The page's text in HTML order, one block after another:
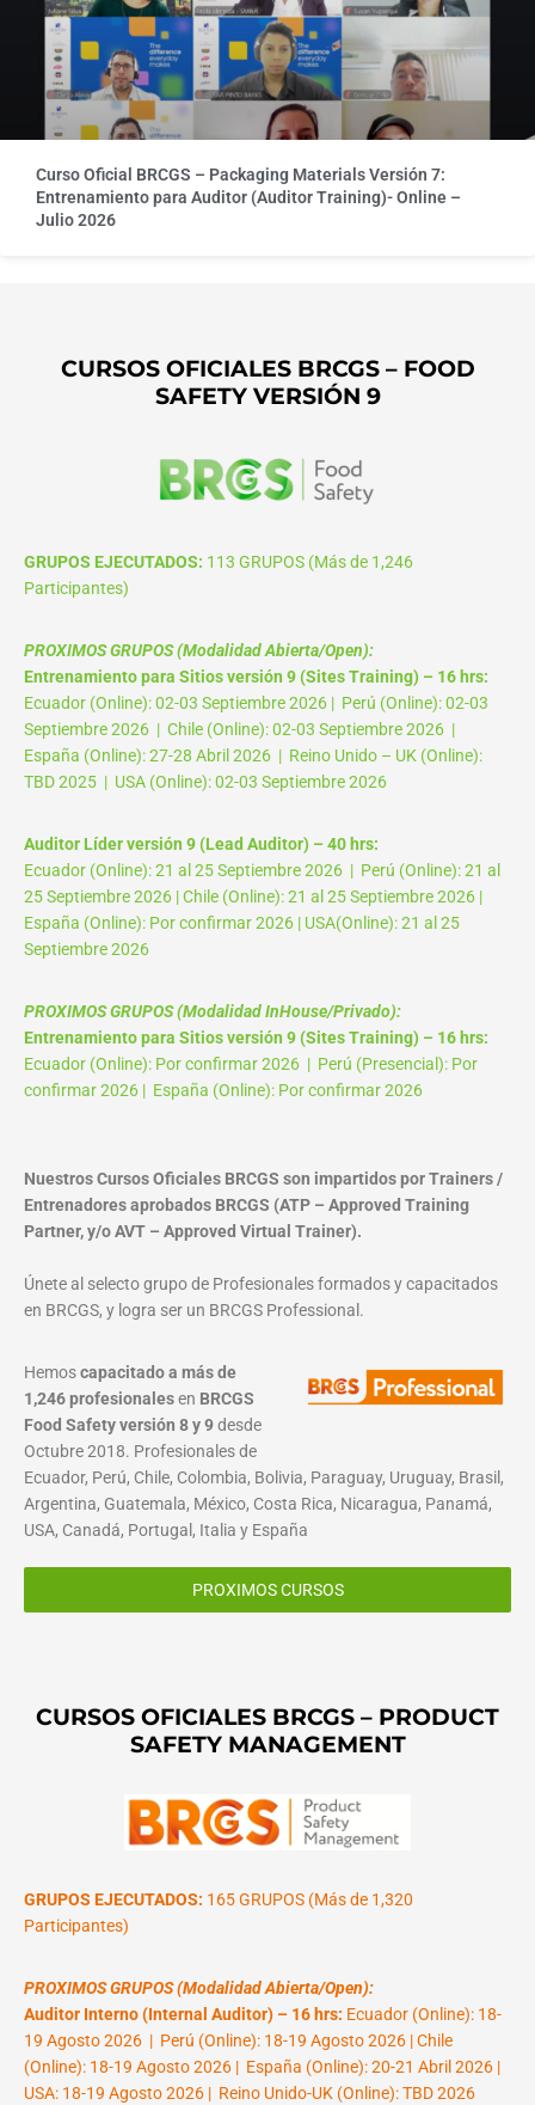
Curso Oficial BRCGS – Packaging Materials Versión 7:
Entrenamiento para Auditor (Auditor Training)- Online –
Julio 2026
CURSOS OFICIALES BRCGS – FOOD
SAFETY VERSIÓN 9
GRUPOS EJECUTADOS: 113 GRUPOS (Más de 1,246
Participantes)
PROXIMOS GRUPOS (Modalidad Abierta/Open):
Entrenamiento para Sitios versión 9 (Sites Training) – 16 hrs:
Ecuador (Online): 02-03 Septiembre 2026 | Perú (Online): 02-03
Septiembre 2026 | Chile (Online): 02-03 Septiembre 2026 |
España (Online): 27-28 Abril 2026 | Reino Unido – UK (Online):
TBD 2025 | USA (Online): 02-03 Septiembre 2026
Auditor Líder versión 9 (Lead Auditor) – 40 hrs:
Ecuador (Online): 21 al 25 Septiembre 2026 | Perú (Online): 21 al
25 Septiembre 2026 | Chile (Online): 21 al 25 Septiembre 2026 |
España (Online): Por confirmar 2026 | USA(Online): 21 al 25
Septiembre 2026
PROXIMOS GRUPOS (Modalidad InHouse/Privado):
Entrenamiento para Sitios versión 9 (Sites Training) – 16 hrs:
Ecuador (Online): Por confirmar 2026 | Perú (Presencial): Por
confirmar 2026 | España (Online): Por confirmar 2026
Nuestros Cursos Oficiales BRCGS son impartidos por Trainers /
Entrenadores aprobados BRCGS (ATP – Approved Training
Partner, y/o AVT – Approved Virtual Trainer).
Únete al selecto grupo de Profesionales formados y capacitados
en BRCGS, y logra ser un BRCGS Professional.
Hemoscapacitado a más de
1,246 profesionalesen BRCGS
Food Safety versión 8 y 9desde
Octubre 2018. Profesionales de
Ecuador, Perú, Chile, Colombia, Bolivia, Paraguay, Uruguay, Brasil,
Argentina, Guatemala, México, Costa Rica, Nicaragua, Panamá,
USA, Canadá, Portugal, Italia y España
PROXIMOS CURSOS
CURSOS OFICIALES BRCGS – PRODUCT
SAFETY MANAGEMENT
GRUPOS EJECUTADOS: 165 GRUPOS (Más de 1,320
Participantes)
PROXIMOS GRUPOS (Modalidad Abierta/Open):
Auditor Interno (Internal Auditor) – 16 hrs: Ecuador (Online): 18-
19 Agosto 2026 | Perú (Online): 18-19 Agosto 2026 | Chile
(Online): 18-19 Agosto 2026 | España (Online): 20-21 Abril 2026 |
USA: 18-19 Agosto 2026 | Reino Unido-UK (Online): TBD 2026